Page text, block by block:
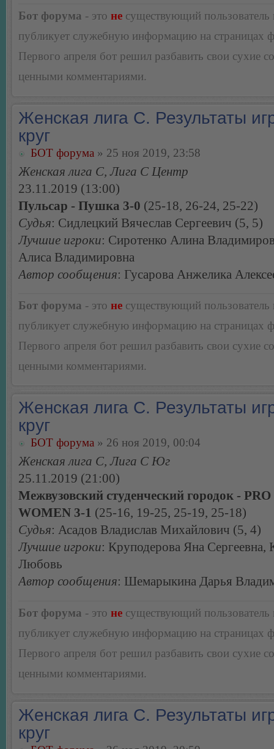
Бот форума - это не существующий пользователь
публикует служебную информацию на страницах
Первого апреля бот решил разбавить свои сухие
ценными комментариями.
Женская лига С. Результаты
круг
БОТ форума » 25 ноя 2019, 23:58
Женская лига С, Лига С Центр
23.11.2019 (13:00)
Пульсар - Пушка 3-0 (25-18, 26-24, 25-22)
Судья: Сидлецкий Вячеслав Сергеевич (5, 5)
Лучшие игроки: Сиротенко Алина
Алиса Владимировна
Автор сообщения: Гусарова Анжелика
Бот форума - это не существующий пользователь
публикует служебную информацию на страницах
Первого апреля бот решил разбавить свои сухие
ценными комментариями.
Женская лига С. Результаты
круг
БОТ форума » 26 ноя 2019, 00:04
Женская лига С, Лига С Юг
25.11.2019 (21:00)
Межвузовский студенческий городок -
WOMEN 3-1 (25-16, 19-25, 25-19, 25-18)
Судья: Асадов Владислав Михайлович (5, 4)
Лучшие игроки: Круподерова Яна Сергеевна,
Любовь
Автор сообщения: Шемарыкина Дарья
Бот форума - это не существующий пользователь
публикует служебную информацию на страницах
Первого апреля бот решил разбавить свои сухие
ценными комментариями.
Женская лига С. Результаты
круг